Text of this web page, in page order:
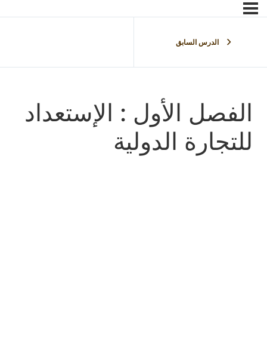
الدرس السابق
الفصل الأول : الإستعداد
للتجارة الدولية